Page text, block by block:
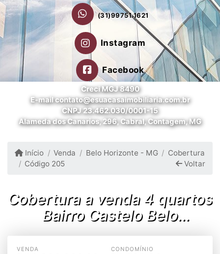
(31)99751.1621
Instagram
Facebook
Creci MGJ 8490
E-mail contato@esuacasaimobiliaria.com.br
CNPJ 23.462.030/0001-15
Alameda dos Canarios, 296, Cabral, Contagem, MG
Início Venda Belo Horizonte - MG
Cobertura
Código 205
Voltar
Cobertura a venda 4 quartos
Bairro Castelo Belo
Horizonte MG
VENDA CONDOMÍNIO